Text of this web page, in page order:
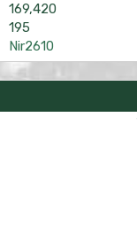
169,420
195
Nir2610